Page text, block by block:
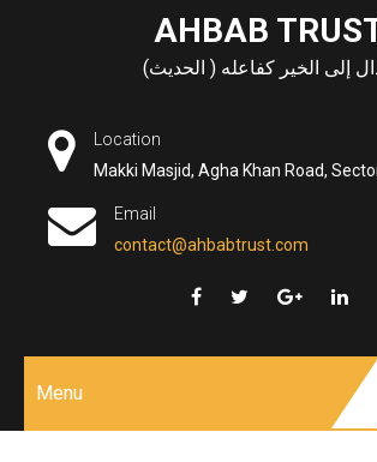
AHBAB
إلى الخير كفاعله ( الحديث)
Location
Makki Masjid, Agha Khan Road,
Email
contact@ahbabtrust.com
Menu